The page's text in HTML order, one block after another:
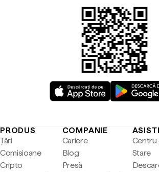
PRODUS
Țări
Comisioane
Cripto
COMPANIE
Cariere
Blog
Presă
Centru
Stare